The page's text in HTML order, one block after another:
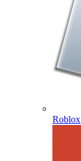
Roblox